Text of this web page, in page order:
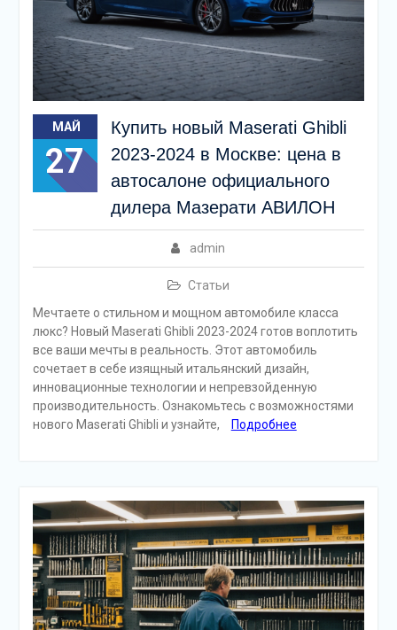
МАЙ
27
Купить новый Maserati Ghibli
2023-2024 в Москве: цена в
автосалоне официального
дилера Мазерати АВИЛОН
admin
Статьи
Мечтаете о стильном и мощном автомобиле класса
люкс? Новый Maserati Ghibli 2023-2024 готов воплотить
все ваши мечты в реальность. Этот автомобиль
сочетает в себе изящный итальянский дизайн,
инновационные технологии и непревзойденную
производительность. Ознакомьтесь с возможностями
нового Maserati Ghibli и узнайте,
Подробнее